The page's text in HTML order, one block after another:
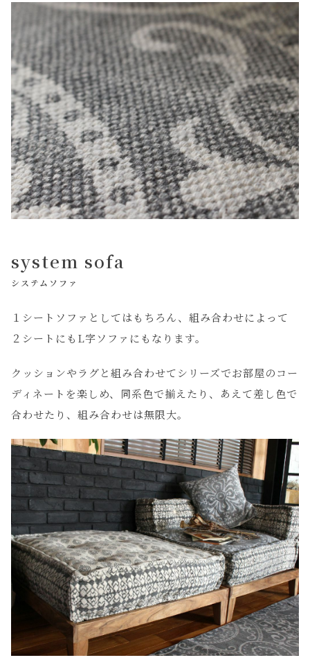
system sofa
システムソファ
１シートソファとしてはもちろん、組み合わせによって
２シートにもL字ソファにもなります。
クッションやラグと組み合わせてシリーズでお部屋のコー
ディネートを楽しめ、同系色で揃えたり、あえて差し色で
合わせたり、組み合わせは無限大。